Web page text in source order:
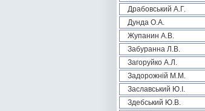
Драбовський А.Г.
Дунда О.А.
Жупанин А.В.
Забуранна Л.В.
Загоруйко А.Л.
Задорожній М.М.
Заславський Ю.І.
Здебський Ю.В.